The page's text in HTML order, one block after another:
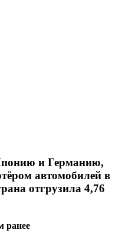
и Германию,
автомобилей в
отгрузила 4,76
ранее​